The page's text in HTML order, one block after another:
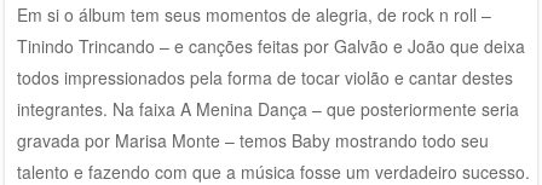
Em si o álbum tem seus momentos de alegria, de rock n roll –
Tinindo Trincando – e canções feitas por Galvão e João que deixa
todos impressionados pela forma de tocar violão e cantar destes
integrantes. Na faixa A Menina Dança – que posteriormente seria
gravada por Marisa Monte – temos Baby mostrando todo seu
talento e fazendo com que a música fosse um verdadeiro sucesso.